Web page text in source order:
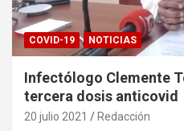
COVID-19 NOTICIAS
Infectólogo Clemente
tercera dosis anticovid
20 julio 2021 Redacción